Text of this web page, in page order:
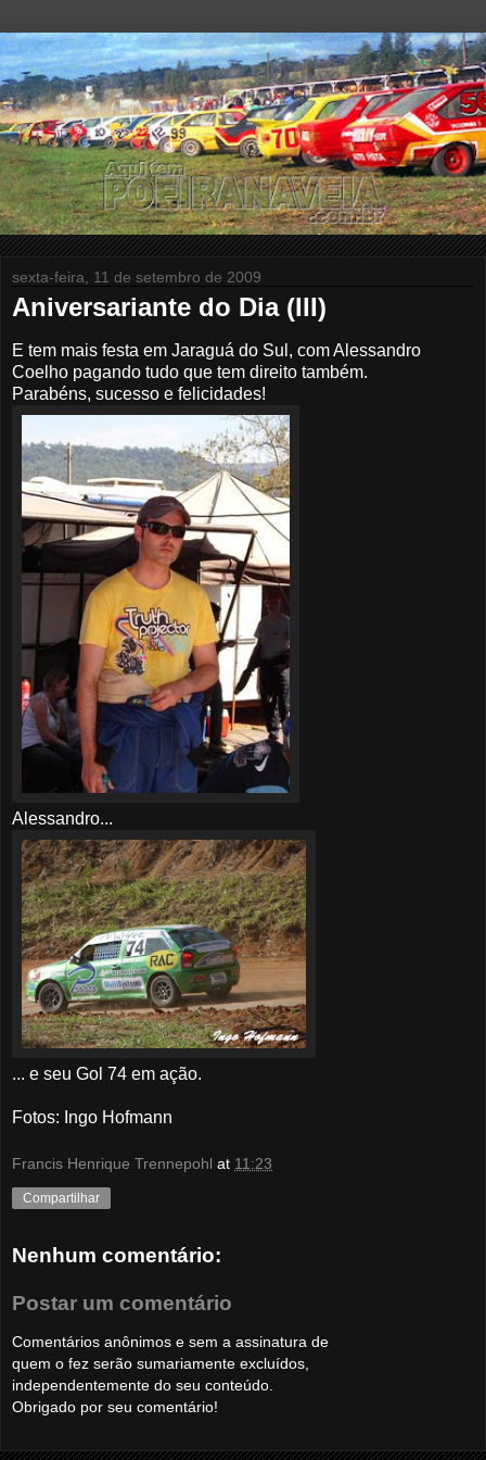
sexta-feira, 11 de setembro de 2009
Aniversariante do Dia (III)
E tem mais festa em Jaraguá do Sul, com Alessandro
Coelho pagando tudo que tem direito também.
Parabéns, sucesso e felicidades!
Alessandro...
... e seu Gol 74 em ação.
Fotos: Ingo Hofmann
Francis Henrique Trennepohl at 11:23
Compartilhar
Nenhum comentário:
Postar um comentário
Comentários anônimos e sem a assinatura de
quem o fez serão sumariamente excluídos,
independentemente do seu conteúdo.
Obrigado por seu comentário!